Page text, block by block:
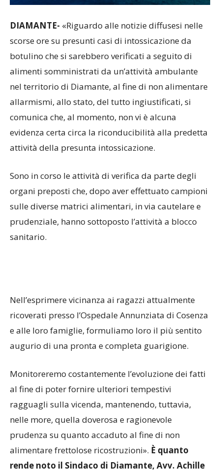
DIAMANTE- «Riguardo alle notizie diffusesi nelle
scorse ore su presunti casi di intossicazione da
botulino che si sarebbero verificati a seguito di
alimenti somministrati da un’attività ambulante
nel territorio di Diamante, al fine di non alimentare
allarmismi, allo stato, del tutto ingiustificati, si
comunica che, al momento, non vi è alcuna
evidenza certa circa la riconducibilità alla predetta
attività della presunta intossicazione.
Sono in corso le attività di verifica da parte degli
organi preposti che, dopo aver effettuato campioni
sulle diverse matrici alimentari, in via cautelare e
prudenziale, hanno sottoposto l’attività a blocco
sanitario.
Nell’esprimere vicinanza ai ragazzi attualmente
ricoverati presso l’Ospedale Annunziata di Cosenza
e alle loro famiglie, formuliamo loro il più sentito
augurio di una pronta e completa guarigione.
Monitoreremo costantemente l’evoluzione dei fatti
al fine di poter fornire ulteriori tempestivi
ragguagli sulla vicenda, mantenendo, tuttavia,
nelle more, quella doverosa e ragionevole
prudenza su quanto accaduto al fine di non
alimentare frettolose ricostruzioni». È quanto
rende noto il Sindaco di Diamante, Avv. Achille